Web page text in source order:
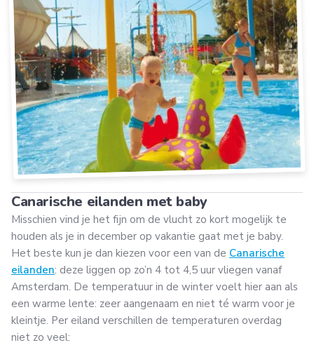
Canarische eilanden met baby
Misschien vind je het fijn om de vlucht zo kort mogelijk te
houden als je in december op vakantie gaat met je baby.
Het beste kun je dan kiezen voor een van de Canarische
eilanden: deze liggen op zo’n 4 tot 4,5 uur vliegen vanaf
Amsterdam. De temperatuur in de winter voelt hier aan als
een warme lente: zeer aangenaam en niet té warm voor je
kleintje. Per eiland verschillen de temperaturen overdag
niet zo veel: